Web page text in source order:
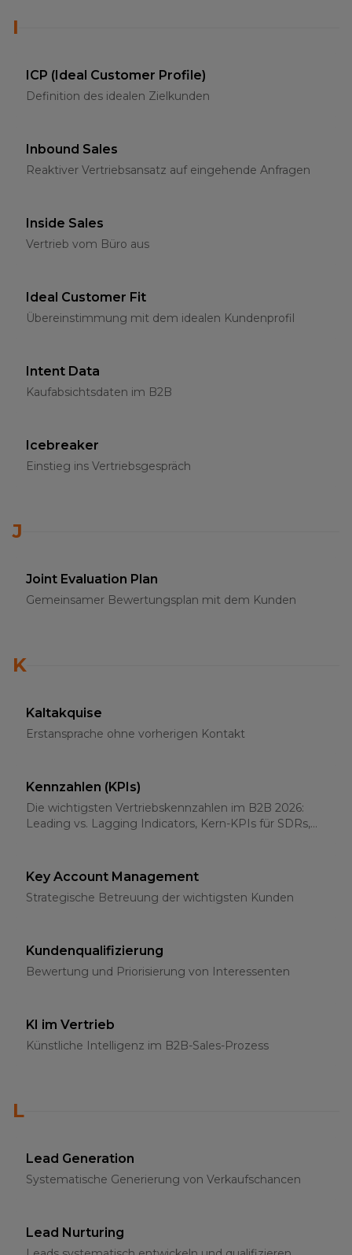
I
ICP (Ideal Customer Profile)
Definition des idealen Zielkunden
Inbound Sales
Reaktiver Vertriebsansatz auf eingehende Anfragen
Inside Sales
Vertrieb vom Büro aus
Ideal Customer Fit
Übereinstimmung mit dem idealen Kundenprofil
Intent Data
Kaufabsichtsdaten im B2B
Icebreaker
Einstieg ins Vertriebsgespräch
J
Joint Evaluation Plan
Gemeinsamer Bewertungsplan mit dem Kunden
K
Kaltakquise
Erstansprache ohne vorherigen Kontakt
Kennzahlen (KPIs)
Die wichtigsten Vertriebskennzahlen im B2B 2026:
Leading vs. Lagging Indicators, Kern-KPIs für SDRs,
Key Account Management
Strategische Betreuung der wichtigsten Kunden
Kundenqualifizierung
Bewertung und Priorisierung von Interessenten
KI im Vertrieb
Künstliche Intelligenz im B2B-Sales-Prozess
L
Lead Generation
Systematische Generierung von Verkaufschancen
Lead Nurturing